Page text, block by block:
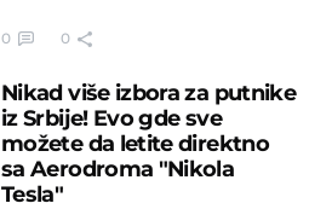
0 0
Nikad više izbora za putnike
iz Srbije! Evo gde sve
možete da letite direktno
sa Aerodroma "Nikola
Tesla"